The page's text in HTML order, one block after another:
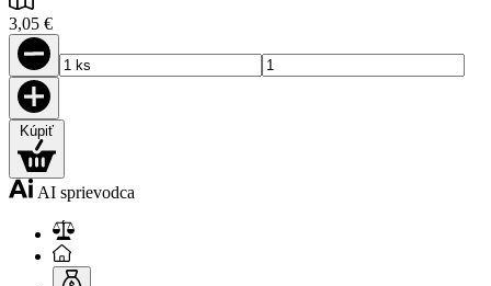
3,05 €
AI sprievodca